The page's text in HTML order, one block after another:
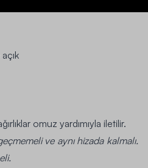
omuz yardımıyla iletilir.
ve aynı hizada kalmalı.